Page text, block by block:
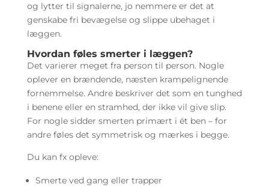
og lytter til signalerne, jo nemmere er det at
genskabe fri bevægelse og slippe ubehaget i
læggen.
Hvordan føles smerter i læggen?
Det varierer meget fra person til person. Nogle
oplever en brændende, næsten krampelignende
fornemmelse. Andre beskriver det som en tunghed
i benene eller en stramhed, der ikke vil give slip.
For nogle sidder smerten primært i ét ben – for
andre føles det symmetrisk og mærkes i begge.
Du kan fx opleve:
Smerte ved gang eller trapper